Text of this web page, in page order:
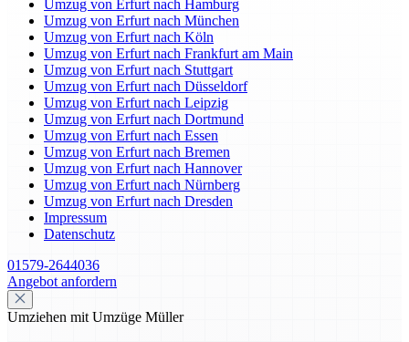
Umzug von Erfurt nach Hamburg
Umzug von Erfurt nach München
Umzug von Erfurt nach Köln
Umzug von Erfurt nach Frankfurt am Main
Umzug von Erfurt nach Stuttgart
Umzug von Erfurt nach Düsseldorf
Umzug von Erfurt nach Leipzig
Umzug von Erfurt nach Dortmund
Umzug von Erfurt nach Essen
Umzug von Erfurt nach Bremen
Umzug von Erfurt nach Hannover
Umzug von Erfurt nach Nürnberg
Umzug von Erfurt nach Dresden
Impressum
Datenschutz
01579-2644036
Angebot anfordern
Umziehen mit Umzüge Müller